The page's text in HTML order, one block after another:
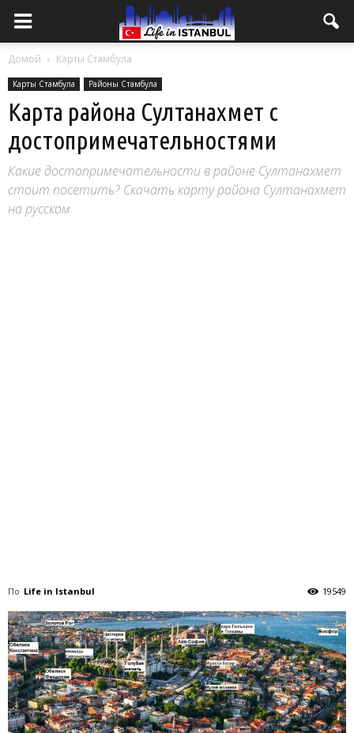
Домой Карты Стамбула
Карты Стамбула Районы Стамбула
Карта района Султанахмет с
достопримечательностями
Какие достопримечательности в районе Султанахмет
стоит посетить? Скачать карту района Султанахмет
на русском
По Life in Istanbul 19549